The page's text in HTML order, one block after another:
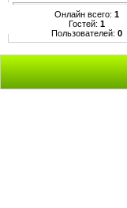
Онлайн всего: 1
Гостей: 1
Пользователей: 0